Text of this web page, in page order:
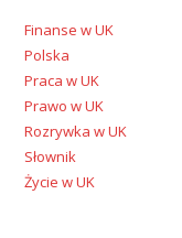
Finanse w UK
Polska
Praca w UK
Prawo w UK
Rozrywka w UK
Słownik
Życie w UK